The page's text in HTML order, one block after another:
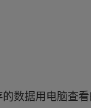
数据用电脑查